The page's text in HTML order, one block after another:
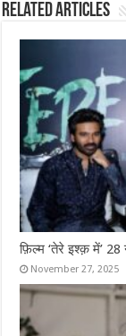
o
o
k
r
p
Related Articles
फ़िल्म ‘तेरे इश्क़ में’ 28
November 27, 2025